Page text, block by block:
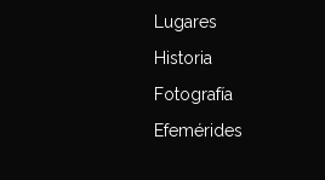
Lugares
Historia
Fotografía
Efemérides